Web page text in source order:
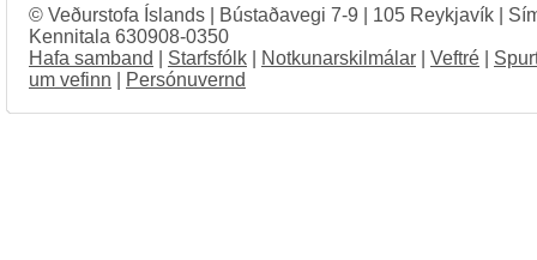
© Veðurstofa Íslands | Bústaðavegi 7-9 | 105 Reykjavík |
Kennitala 630908-0350
Hafa samband
Starfsfólk Notkunarskilmálar Veftré
um vefinn
Persónuvernd